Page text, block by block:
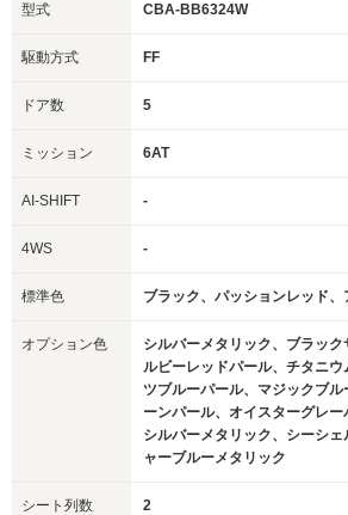
型式 CBA-BB6324W
駆動方式 FF
ドア数 5
ミッション 6AT
AI-SHIFT -
4WS -
標準色 ブラック、パッションレッド、
オプション色
シルバーメタリック、ブラック
ルビーレッドパール、チタニ
ツブルーパール、マジックブル
ーンパール、オイスターグレ
シルバーメタリック、シーシ
ャーブルーメタリック
シート列数 2